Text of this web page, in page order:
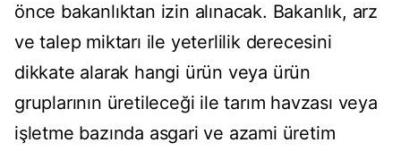
önce bakanlıktan izin alınacak. Bakanlık, arz
ve talep miktarı ile yeterlilik derecesini
dikkate alarak hangi ürün veya ürün
gruplarının üretileceği ile tarım havzası veya
işletme bazında asgari ve azami üretim